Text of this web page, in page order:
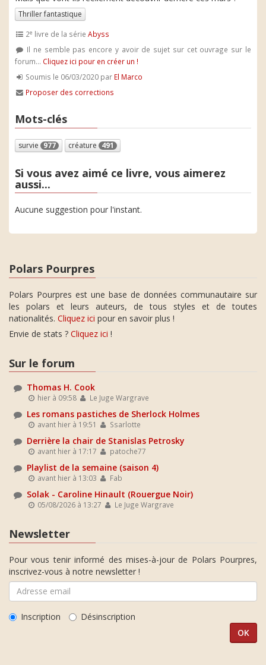
Thriller fantastique
2e livre de la sérieAbyss
Il ne semble pas encore y avoir de sujet sur cet ouvrage sur le
forum... Cliquez ici pour en créer un !
Soumis le 06/03/2020 par El Marco
Proposer des corrections
Mots-clés
survie 977 créature 491
Si vous avez aimé ce livre, vous aimerez
aussi...
Aucune suggestion pour l'instant.
Polars Pourpres
Polars Pourpres est une base de données communautaire sur
les polars et leurs auteurs, de tous styles et de toutes
nationalités. Cliquez ici pour en savoir plus !
Envie de stats ? Cliquez ici !
Sur le forum
Thomas H. Cook
hier à 09:58 Le Juge Wargrave
Les romans pastiches de Sherlock Holmes
avant hier à 19:51 Ssarlotte
Derrière la chair de Stanislas Petrosky
avant hier à 17:17 patoche77
Playlist de la semaine (saison 4)
avant hier à 13:03 Fab
Solak - Caroline Hinault (Rouergue Noir)
05/08/2026 à 13:27 Le Juge Wargrave
Newsletter
Pour vous tenir informé des mises-à-jour de Polars Pourpres,
inscrivez-vous à notre newsletter !
Inscription Désinscription